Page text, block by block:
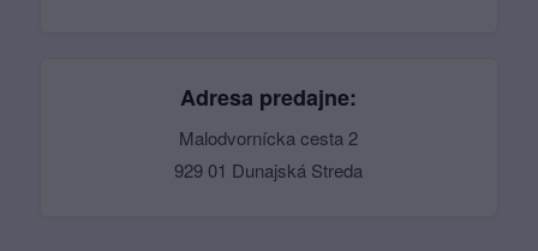
Adresa predajne:
Malodvornícka cesta 2
929 01 Dunajská Streda